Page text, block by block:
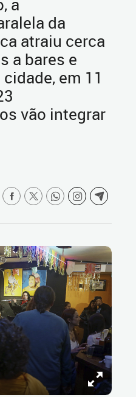
a
da
atraiu cerca
a bares e
em 11
vão integrar